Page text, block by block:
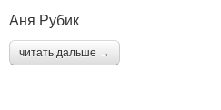
Аня Рубик
читать дальше →